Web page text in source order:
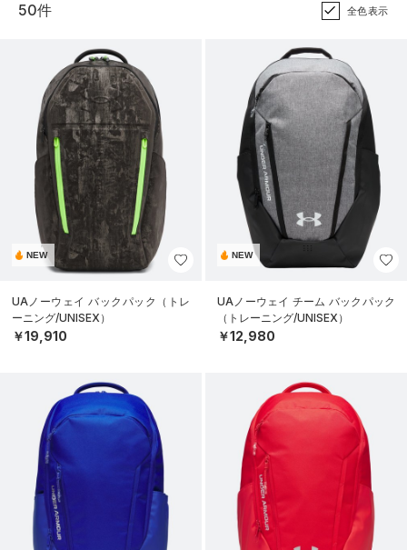
50件 全色表示
NEW
UAノーウェイ バックパック（トレ
ーニング/UNISEX）
￥19,910
NEW
UAノーウェイ チーム バックパック
（トレーニング/UNISEX）
￥12,980